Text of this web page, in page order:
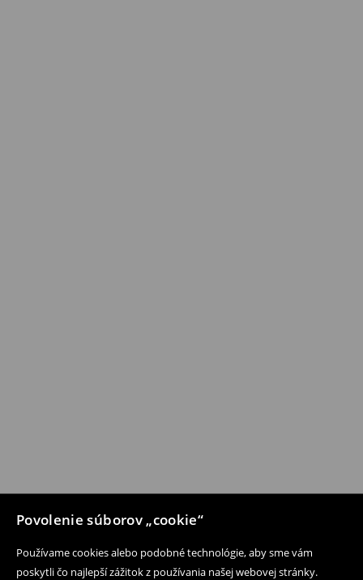
Povolenie súborov „cookie“
Používame cookies alebo podobné technológie, aby sme vám
poskytli čo najlepší zážitok z používania našej webovej stránky.